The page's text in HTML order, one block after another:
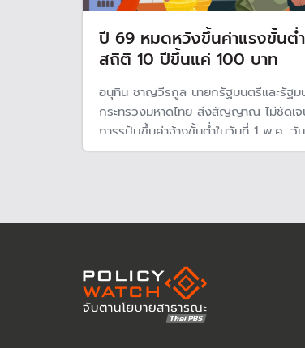
ปี 69 หมดหวังขึ้นค่าแรงขั้นต่
สถิติ 10 ปีขึ้นแค่ 100 บาท
อนุทิน ชาญวีรกูล นายกรัฐมนตรีและรัฐม
กระทรวงมหาดไทย ส่งสัญญาณ ไม่ชัดเจนว่าจะมี
การรปับขึ้นค่าจ้างขั้นต่ำในวันที่ 1 พ.ค. วั
แห่งชาติปี 2569 หรือไม่ ขณะที่ ไม่มีนโยบายปรับขึ้น